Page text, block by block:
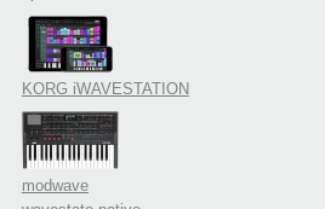
KORG iWAVESTATION
modwave